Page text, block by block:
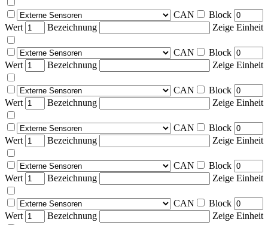
CAN
Block
Wert
Bezeichnung Zeige Einheit
CAN
Block
Wert
Bezeichnung Zeige Einheit
CAN
Block
Wert
Bezeichnung Zeige Einheit
CAN
Block
Wert
Bezeichnung Zeige Einheit
CAN
Block
Wert
Bezeichnung Zeige Einheit
CAN
Block
Wert
Bezeichnung Zeige Einheit